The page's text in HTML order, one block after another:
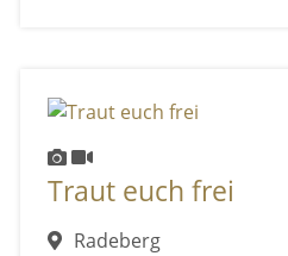
Traut euch frei
Radeberg